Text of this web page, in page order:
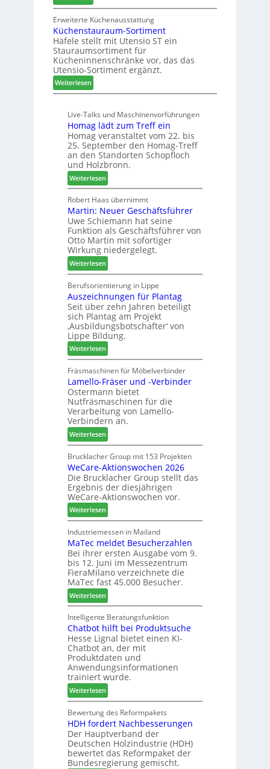
t
g
a
n
u
b
t
e
x
s
t
e
e
n
a
u
s
Z
w
e
i
P
r
e
i
s
f
ü
r
W
e
m
h
n
e
r
Erweiterte Küchenausstattung
Küchenstauraum-Sortiment
Häfele stellt mit Utensio ST ein
Stauraumsortiment für
Kücheninnenschränke vor, das das
Utensio-Sortiment ergänzt.
Weiterlesen:
K
c
h
e
n
s
t
a
u
r
a
u
m
-
S
o
r
t
i
m
e
n
t
Live-Talks und Maschinenvorführungen
Homag lädt zum Treff ein
Homag veranstaltet vom 22. bis
25. September den Homag-Treff
an den Standorten Schopfloch
und Holzbronn.
Weiterlesen:
H
o
m
a
g
l
ä
d
t
z
u
m
T
r
e
f
f
e
i
n
Robert Haas übernimmt
Martin: Neuer Geschäftsführer
Uwe Schiemann hat seine
Funktion als Geschäftsführer von
Otto Martin mit sofortiger
Wirkung niedergelegt.
Weiterlesen:
M
a
r
t
i
n
:
N
e
u
e
r
G
e
s
c
h
ä
f
t
s
f
ü
h
r
e
r
Berufsorientierung in Lippe
Auszeichnungen für Plantag
Seit über zehn Jahren beteiligt
sich Plantag am Projekt
‚Ausbildungsbotschafter‘ von
Lippe Bildung.
Weiterlesen:
A
u
s
z
e
i
c
h
n
u
n
g
e
n
f
ü
r
P
l
a
n
t
a
g
Fräsmaschinen für Möbelverbinder
Lamello-Fräser und -Verbinder
Ostermann bietet
Nutfräsmaschinen für die
Verarbeitung von Lamello-
Verbindern an.
Weiterlesen:
L
a
m
e
l
l
o
-
F
r
ä
s
e
r
u
n
d
-
V
e
r
b
i
n
e
r
Brucklacher Group mit 153 Projekten
WeCare-Aktionswochen 2026
Die Brucklacher Group stellt das
Ergebnis der diesjährigen
WeCare-Aktionswochen vor.
Weiterlesen:
W
e
C
a
r
e
-
A
k
t
i
o
n
s
w
o
c
h
e
n
2
0
2
Industriemessen in Mailand
MaTec meldet Besucherzahlen
Bei ihrer ersten Ausgabe vom 9.
bis 12. Juni im Messezentrum
FieraMilano verzeichnete die
MaTec fast 45.000 Besucher.
Weiterlesen:
M
a
T
e
c
m
e
l
d
e
t
B
e
s
u
Intelligente Beratungsfunktion
Chatbot hilft bei Produktsuche
Hesse Lignal bietet einen KI-
Chatbot an, der mit
Produktdaten und
Anwendungsinformationen
trainiert wurde.
Weiterlesen:
C
h
a
t
b
o
t
Bewertung des Reformpakets
HDH fordert Nachbesserungen
Der Hauptverband der
Deutschen Holzindustrie (HDH)
bewertet das Reformpaket der
Bundesregierung gemischt.